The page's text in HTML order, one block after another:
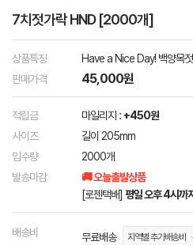
7치젓가락 HND [2000개]
상품특징
Have a Nice Day! 백양목
판매가격
45,000원
적립금 마일리지 : +450원
사이즈
길이 205mm
입수량
2000개
발송마감
🚚 오늘출발상품
[로젠택배] 평일 오후 4시까
배송비 무료배송 지역별 추가배송비